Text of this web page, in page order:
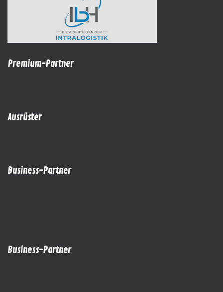
Premium-Partner
Ausrüster
Business-Partner
Business-Partner